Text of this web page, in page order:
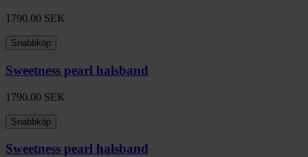
1790.00 SEK
Snabbköp
Sweetness pearl halsband
1790.00 SEK
Snabbköp
Sweetness pearl halsband